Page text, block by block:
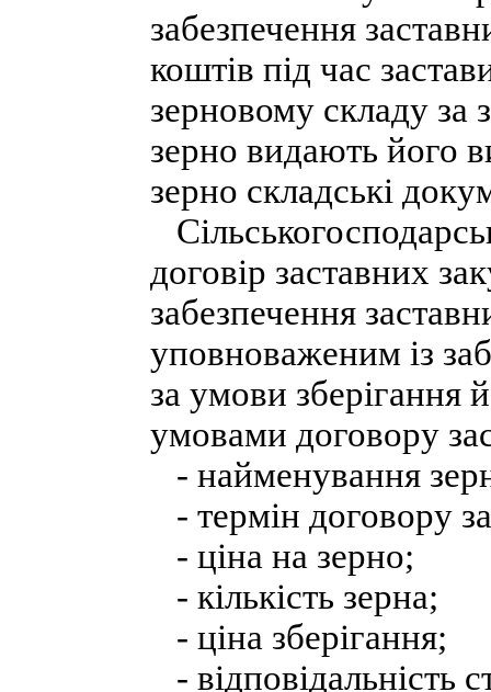
забезпечення
коштів під час
зерновому складу за
зерно видають його
зерно складські
договір заставних
забезпечення
уповноваженим із
за умови
умовами договору
- найменування
- термін договору
- ціна на зерно;
- кількість зерна;
- ціна зберігання;
- відповідальність